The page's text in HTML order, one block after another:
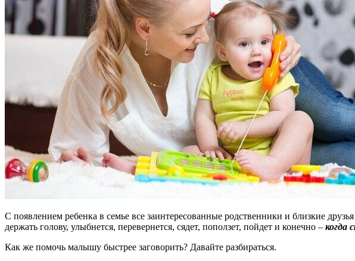
С появлением ребенка в семье все заинтересованные родственники и близкие
держать голову, улыбнется, перевернется, сядет, поползет, пойдет и конечно – когда
Как же помочь малышу быстрее заговорить? Давайте разбираться.